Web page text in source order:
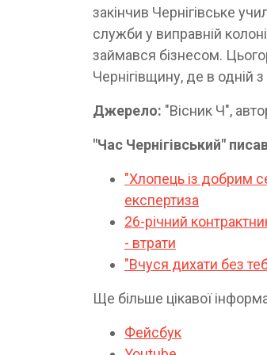
закінчив Чернігівське
служби у виправній
займався бізнесом.
Чернігівщину, де в одній
Джерело: "Вісник Ч",
"Час Чернігівський"
"Хлопець із добрим
експертиза
26-річний
- втрати
"Вчуся дихати без
Ще більше цікавої
Фейсбук